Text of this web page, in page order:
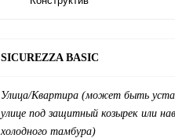
SICUREZZA BASIC
Улица/Квартира (может быть
улице под защитный козырек или
холодного тамбура)